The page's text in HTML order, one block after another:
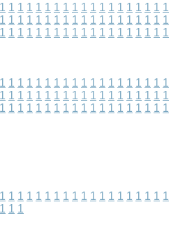
1 1 1 1 1 1 1 1 1 1 1 1 1 1 1 1 1 1 1
1 1 1 1 1 1 1 1 1 1 1 1 1 1 1 1 1 1 1
1 1 1 1 1 1 1 1 1 1 1 1 1 1 1 1 1 1 1
1 1 1 1 1 1 1 1 1 1 1 1 1 1 1 1 1 1 1
1 1 1 1 1 1 1 1 1 1 1 1 1 1 1 1 1 1 1
1 1 1 1 1 1 1 1 1 1 1 1 1 1 1 1 1 1 1
1 1 1 1 1 1 1 1 1 1 1 1 1 1 1 1 1 1 1
1 1 1